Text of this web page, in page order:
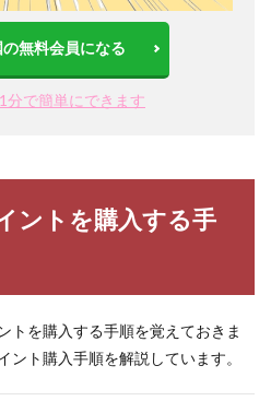
の無料会員になる
で簡単にできます
ントを購入する手
トを購入する手順を覚えておきま
ント購入手順を解説しています。